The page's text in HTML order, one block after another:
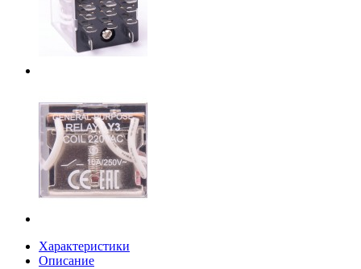
Характеристики
Описание